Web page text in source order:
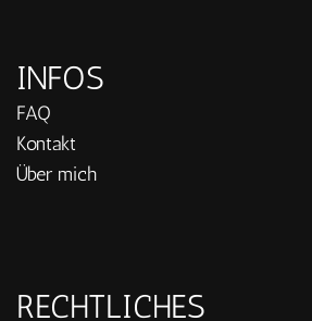
INFOS
FAQ
Kontakt
Über mich
RECHTLICHES